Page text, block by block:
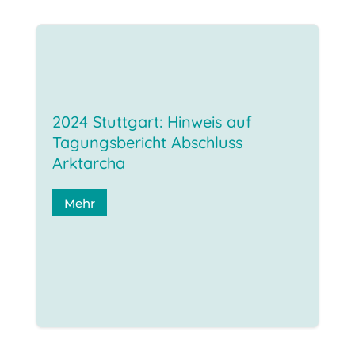
2024 Stuttgart: Hinweis auf
Tagungsbericht Abschluss
Arktarcha
Mehr